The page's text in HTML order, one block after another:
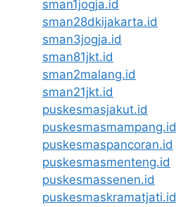
sman1jogja.id
sman28dkijakarta.id
sman3jogja.id
sman81jkt.id
sman2malang.id
sman21jkt.id
puskesmasjakut.id
puskesmasmampang.id
puskesmaspancoran.id
puskesmasmenteng.id
puskesmassenen.id
puskesmaskramatjati.id